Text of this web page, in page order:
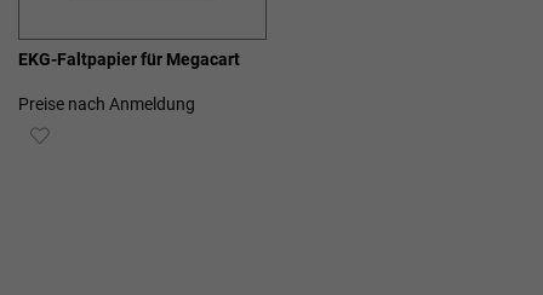
EKG-Faltpapier für Megacart
Preise nach Anmeldung
ZUR